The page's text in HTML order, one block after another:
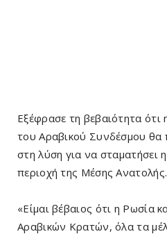
Εξέφρασε τη βεβαιότητα ότι
του Αραβικού Συνδέσμου θα
στη λύση για να σταματήσει
περιοχή της Μέσης Ανατολής.
«Είμαι βέβαιος ότι η Ρωσία
Αραβικών Κρατών, όλα τα